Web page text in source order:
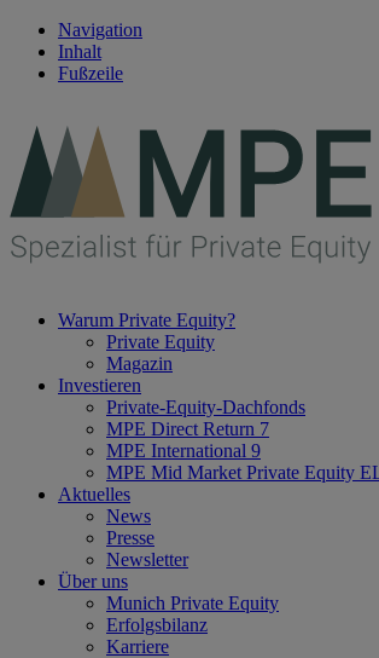
Navigation
Inhalt
Fußzeile
Warum Private Equity?
Private Equity
Magazin
Investieren
Private-Equity-Dachfonds
MPE Direct Return 7
MPE International 9
MPE Mid Market Private Equity
Aktuelles
News
Presse
Newsletter
Über uns
Munich Private Equity
Erfolgsbilanz
Karriere